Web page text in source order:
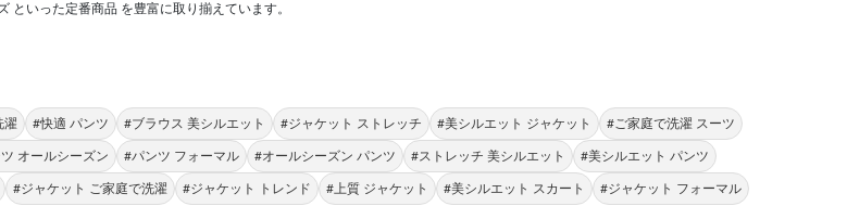
といった定番商品 を豊富に取り揃えています。
濯 #快適 パンツ #ブラウス 美シルエット #ジャケット ストレッチ #美シルエット ジャケット #ご家庭で洗濯 スーツ
オールシーズン #パンツ フォーマル #オールシーズン パンツ #ストレッチ 美シルエット #美シルエット パンツ
#ジャケット ご家庭で洗濯 #ジャケット トレンド #上質 ジャケット #美シルエット スカート #ジャケット フォーマル